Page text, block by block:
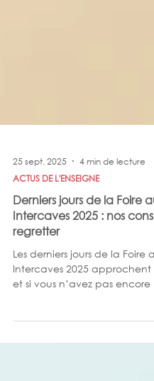
ACTUS DE L'ENSEIGNE
Derniers jours de la Foire
Intercaves 2025 : nos
regretter
Les derniers jours de la Foire
Intercaves 2025
il est encore temps de faire